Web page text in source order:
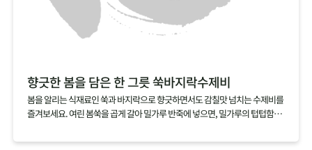
향긋한 봄을 담은 한 그릇 쑥바지락수제비
봄을 알리는 식재료인 쑥과 바지락으로 향긋하면서도 감칠맛 넘치는 수제비를
즐겨보세요. 여린 봄쑥을 곱게 갈아 밀가루 반죽에 넣으면, 밀가루의 텁텁함은
이면, 따로 육수를 내지 않아도 깊은 국물맛을 낼 수 있답니다.